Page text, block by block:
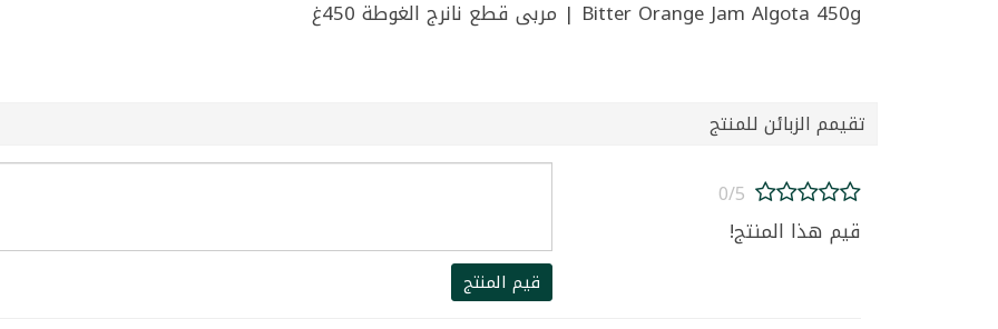
Bitter Orange Jam Algota 450g | مربى قطع نانرج الغوطة 450غ
تقيمم الزبائن للمنتج
0/5
قيم هذا المنتج!
قيم المنتج